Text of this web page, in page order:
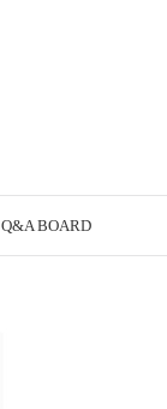
Q&A BOARD